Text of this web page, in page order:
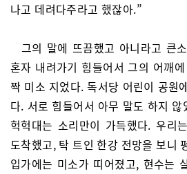
나고 데려다주라고 했잖아.”
그의 말에 뜨끔했고 아니라고 큰
혼자 내려가기 힘들어서 그의 어깨
짝 미소 지었다. 독서당 어린이 공원
다. 서로 힘들어서 아무 말도 하지
헉헉대는 소리만이 가득했다. 우리
도착했고, 탁 트인 한강 전망을 보니
입가에는 미소가 띠어졌고, 현수는